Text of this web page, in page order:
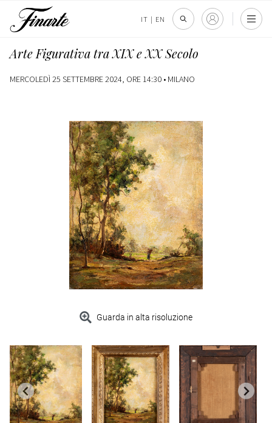
IT | EN
Arte Figurativa tra XIX e XX Secolo
MERCOLEDÌ 25 SETTEMBRE 2024, ORE 14:30 • MILANO
Guarda in alta risoluzione